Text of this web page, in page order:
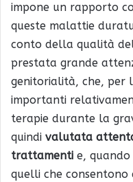
impone un rapporto
queste malattie
conto della qualità
prestata grande
genitorialità, che, per
importanti
terapie durante la
quindi valutata
trattamenti e,
quelli che